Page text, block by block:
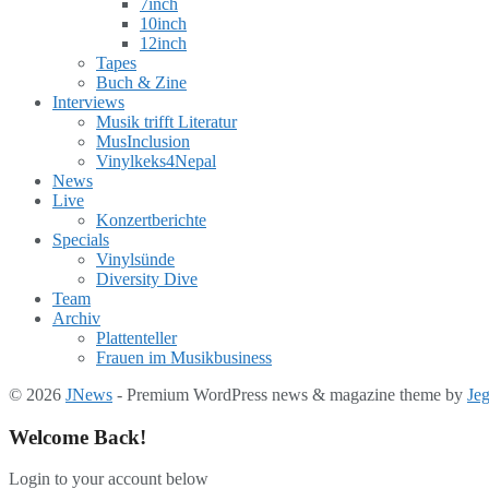
7inch
10inch
12inch
Tapes
Buch & Zine
Interviews
Musik trifft Literatur
MusInclusion
Vinylkeks4Nepal
News
Live
Konzertberichte
Specials
Vinylsünde
Diversity Dive
Team
Archiv
Plattenteller
Frauen im Musikbusiness
© 2026 JNews - Premium WordPress news & magazine theme by
Welcome Back!
Login to your account below